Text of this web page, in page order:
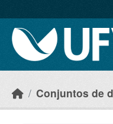
Conjuntos de